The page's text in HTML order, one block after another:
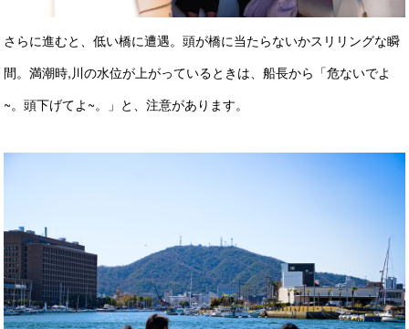
さらに進むと、低い橋に遭遇。頭が橋に当たらないかスリリングな瞬
間。満潮時,川の水位が上がっているときは、船長から「危ないでよ
~。頭下げてよ~。」と、注意があります。